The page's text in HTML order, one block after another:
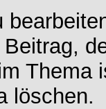
Thema
löschen.